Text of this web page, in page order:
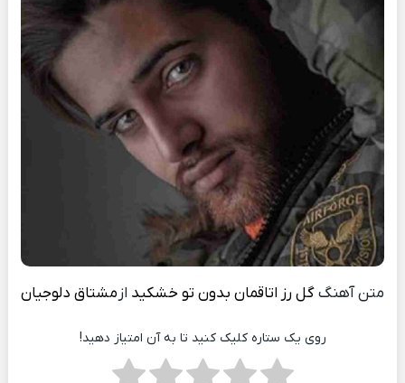
متن آهنگگل رز اتاقمان بدون تو خشکید از مشتاق دلوجیان
روی یک ستاره کلیک کنید تا به آن امتیاز دهید!